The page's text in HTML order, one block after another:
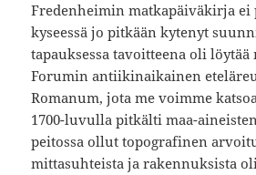
Fredenheimin matkapäiväkirja ei
kyseessä jo pitkään kytenyt
tapauksessa tavoitteena oli
Forumin antiikinaikainen
Romanum, jota me voimme
1700-luvulla pitkälti maa-
peitossa ollut topografinen
mittasuhteista ja rakennuksista